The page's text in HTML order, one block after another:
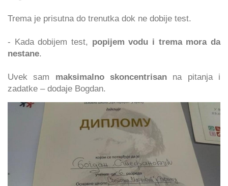
Trema je prisutna do trenutka dok ne dobije test.
- Kada dobijem test, popijem vodu i trema mora da
nestane.
Uvek sam maksimalno skoncentrisan na pitanja i
zadatke – dodaje Bogdan.